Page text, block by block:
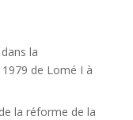
la
de Lomé I à
la réforme de la